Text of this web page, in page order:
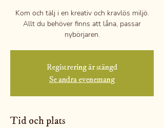
Kom och tälj i en kreativ och kravlös miljö.
Allt du behöver finns att låna, passar
nybörjaren.
Registrering är stängd
Se andra evenemang
Tid och plats